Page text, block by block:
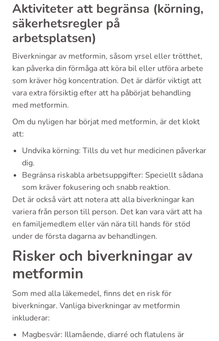
Aktiviteter att begränsa (körning,
säkerhetsregler på
arbetsplatsen)
Biverkningar av metformin, såsom yrsel eller trötthet,
kan påverka din förmåga att köra bil eller utföra arbete
som kräver hög koncentration. Det är därför viktigt att
vara extra försiktig efter att ha påbörjat behandling
med metformin.
Om du nyligen har börjat med metformin, är det klokt
att:
Undvika körning: Tills du vet hur medicinen påverkar
dig.
Begränsa riskabla arbetsuppgifter: Speciellt sådana
som kräver fokusering och snabb reaktion.
Det är också värt att notera att alla biverkningar kan
variera från person till person. Det kan vara värt att ha
en familjemedlem eller vän nära till hands för stöd
under de första dagarna av behandlingen.
Risker och biverkningar av
metformin
Som med alla läkemedel, finns det en risk för
biverkningar. Vanliga biverkningar av metformin
inkluderar:
Magbesvär: Illamående, diarré och flatulens är